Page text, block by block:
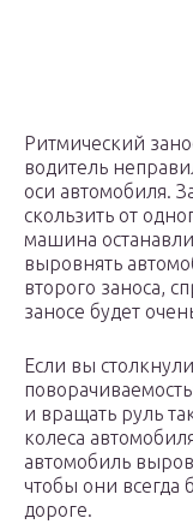
Ритмический
водитель
оси автомобиля.
скользить от
машина
выровнять
второго заноса,
заносе будет
Если вы
и вращать руль
колеса
автомобиль
чтобы они всегда
дороге.